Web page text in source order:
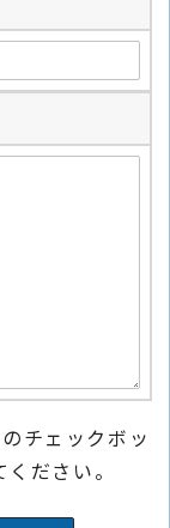
チェックボッ
ださい。